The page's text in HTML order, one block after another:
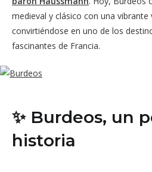
medieval y clásico con una vibrante
convirtiéndose en uno de los
fascinantes de Francia.
✨ Burdeos, un
historia